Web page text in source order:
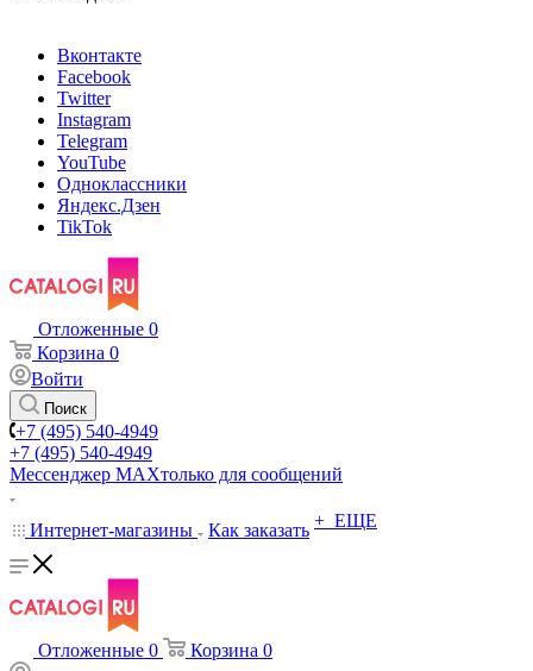
Вконтакте
Facebook
Twitter
Instagram
Telegram
YouTube
Одноклассники
Яндекс.Дзен
TikTok
Отложенные 0
Корзина 0
Войти
Поиск
+7 (495) 540-4949
+7 (495) 540-4949
Мессенджер МАХтолько для сообщений
Интернет-магазины Как заказать + ЕЩЕ
Отложенные 0 Корзина 0